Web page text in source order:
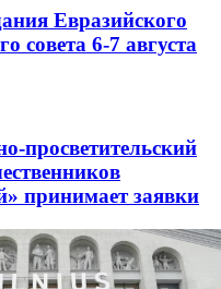
Евразийского
совета 6-7 августа
просветительский
принимает заявки